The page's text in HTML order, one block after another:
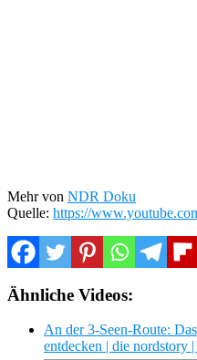
Mehr von NDR Doku
Quelle: https://
Ähnliche Videos:
An der 3-Seen-Route:
entdecken | die nordstory